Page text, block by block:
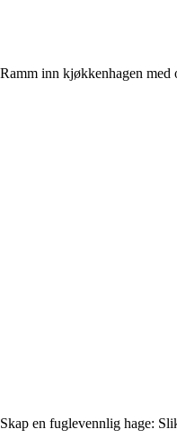
Ramm inn kjøkkenhagen med
Skap en fuglevennlig hage: